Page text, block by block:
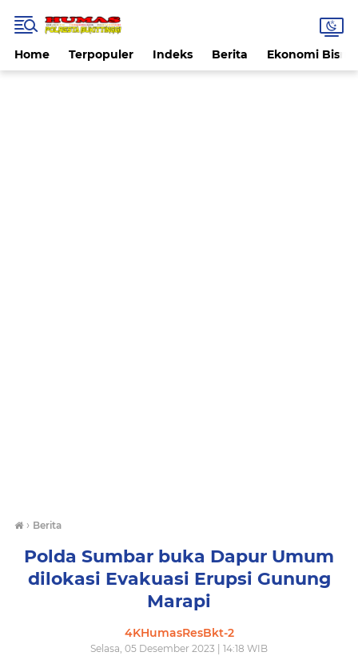
Home Terpopuler Indeks Berita Ekonomi Bisnis
› Berita
Polda Sumbar buka Dapur Umum
dilokasi Evakuasi Erupsi Gunung
Marapi
4KHumasResBkt-2
Selasa, 05 Desember 2023 | 14:18 WIB